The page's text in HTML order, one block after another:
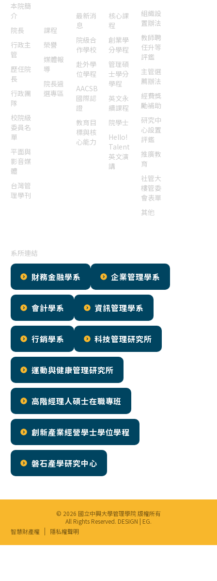
本院簡
介
院長
行政主
管
歷任院
長
行政團
隊
校院級
委員名
單
平面與
影音媒
體
台灣管
理學刊
課程
榮譽
媒體報
導
院長遴
選專區
最新消
息
院級合
作學校
赴外學
位學程
AACSB
國際認
證
教育目
標與核
心能力
核心課
程
創業學
分學程
管理碩
士學分
學程
英文永
續課程
院學士
Hello!
Talent
英文演
講
組織設
置辦法
教師聘
任升等
評鑑
主管選
薦辦法
經費獎
勵補助
研究中
心設置
評鑑
推廣教
育
社管大
樓管委
會表單
其他
系所連結
財務金融學系 企業管理學系
會計學系 資訊管理學系
行銷學系 科技管理研究所
運動與健康管理研究所
高階經理人碩士在職專班
創新產業經營學士學位學程
磐石產學研究中心
© 2026 國立中興大學管理學院 版權所有
All Rights Reserved. DESIGN | EG.
智慧財產權
隱私權聲明